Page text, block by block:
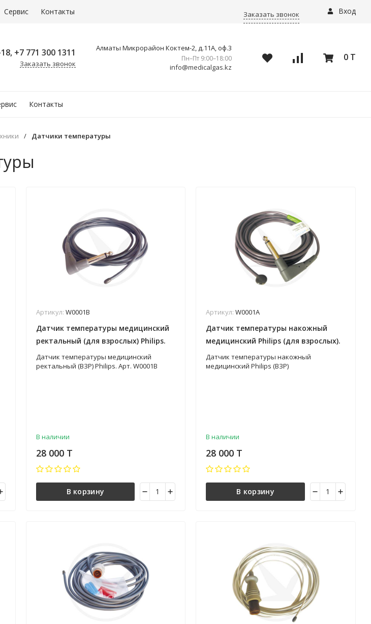
Сервис Контакты Заказать звонок Вход
+7 771 300 1311
Заказать звонок
Алматы Микрорайон Коктем-2, д.11А, оф.3
Пн–Пт 9:00–18:00
info@medicalgas.kz
0 T
Контакты
/ Датчики температуры
Артикул: W0001B
Датчик температуры медицинский
ректальный (для взрослых) Philips.
Арт. W0001B
Датчик температуры медицинский
ректальный (ВЗР) Philips. Арт. W0001B
В наличии
28 000 T
В корзину
Артикул:W0001A
Датчик температуры накожный
медицинский Philips (для взрослых).
Арт. W0001A
Датчик температуры накожный
медицинский Philips (ВЗР)
В наличии
28 000 T
В корзину